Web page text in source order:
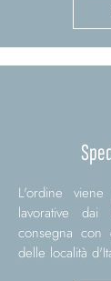
L'ordine
lavorative
consegna con
delle località